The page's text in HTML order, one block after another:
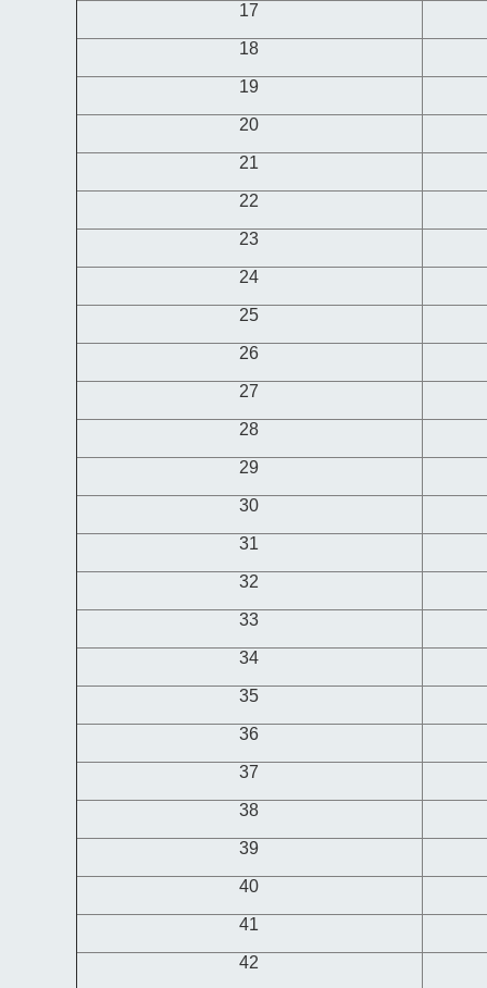
17
18
19
20
21
22
23
24
25
26
27
28
29
30
31
32
33
34
35
36
37
38
39
40
41
42